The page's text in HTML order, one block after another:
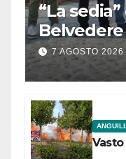
“La
7 AGOSTO 2026